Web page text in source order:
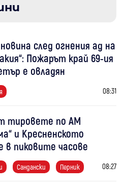
след огнения ад на
Пожарът край 69-ия
е овладян
08:31
тировете по АМ
и Кресненското
в пиковите часове
Сандански Перник 08:27